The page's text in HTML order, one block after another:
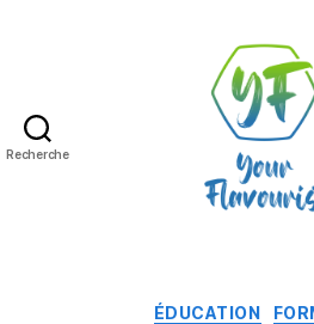
Recherche
blog
ÉDUCATION